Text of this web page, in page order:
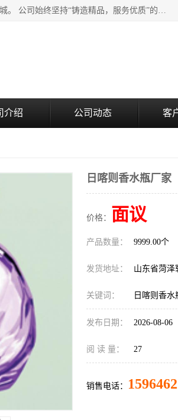
山东郓城瑞升玻璃有限公司地处水浒文化发源地、中国日用玻璃生产基地——山东郓城。 公司始终坚持“铸造精品，服务优质”的经营理念，斥资8000多万元引进国内先进的水晶料手工瓶生产线6条，晶白料8S机生产线8条，并引进人工挑料生产异型瓶和水晶玻璃瓶盖生产线。
介绍 公司动态 客
日喀则香水瓶厂家
价格： 面议
产品数量： 9999.00个
发货地址： 山东省菏泽
关键词： 日喀则香水
发布日期： 2026-08-06
阅 读 量： 27
销售电话：